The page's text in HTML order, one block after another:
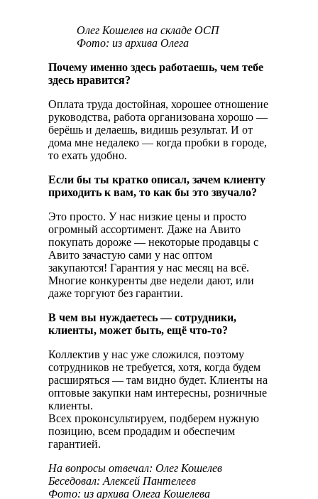
Олег Кошелев на складе ОСП
Фото: из архива Олега
Почему именно здесь работаешь, чем тебе
здесь нравится?
Оплата труда достойная, хорошее отношение
руководства, работа организована хорошо —
берёшь и делаешь, видишь результат. И от
дома мне недалеко — когда пробки в городе,
то ехать удобно.
Если бы ты кратко описал, зачем клиенту
приходить к вам, то как бы это звучало?
Это просто. У нас низкие цены и просто
огромный ассортимент. Даже на Авито
покупать дороже — некоторые продавцы с
Авито зачастую сами у нас оптом
закупаются! Гарантия у нас месяц на всё.
Многие конкуренты две недели дают, или
даже торгуют без гарантии.
В чем вы нуждаетесь — сотрудники,
клиенты, может быть, ещё что-то?
Коллектив у нас уже сложился, поэтому
сотрудников не требуется, хотя, когда будем
расширяться — там видно будет. Клиенты на
оптовые закупки нам интересны, розничные
клиенты.
Всех проконсультируем, подберем нужную
позицию, всем продадим и обеспечим
гарантией.
На вопросы отвечал: Олег Кошелев
Беседовал: Алексей Пантелеев
Фото: из архива Олега Кошелева